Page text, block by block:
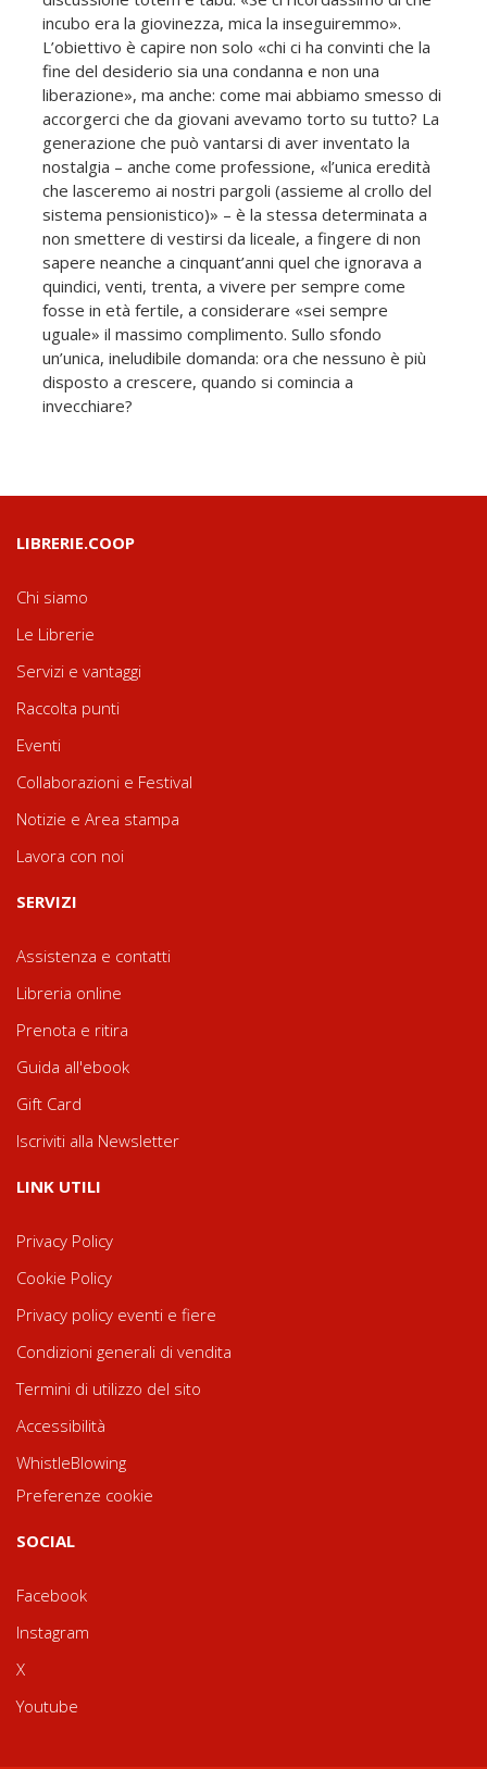
incubo era la giovinezza, mica la inseguiremmo».
L’obiettivo è capire non solo «chi ci ha convinti che la
fine del desiderio sia una condanna e non una
liberazione», ma anche: come mai abbiamo smesso di
accorgerci che da giovani avevamo torto su tutto? La
generazione che può vantarsi di aver inventato la
nostalgia – anche come professione, «l’unica eredità
che lasceremo ai nostri pargoli (assieme al crollo del
sistema pensionistico)» – è la stessa determinata a
non smettere di vestirsi da liceale, a fingere di non
sapere neanche a cinquant’anni quel che ignorava a
quindici, venti, trenta, a vivere per sempre come
fosse in età fertile, a considerare «sei sempre
uguale» il massimo complimento. Sullo sfondo
un’unica, ineludibile domanda: ora che nessuno è più
disposto a crescere, quando si comincia a
invecchiare?
LIBRERIE.COOP
Chi siamo
Le Librerie
Servizi e vantaggi
Raccolta punti
Eventi
Collaborazioni e Festival
Notizie e Area stampa
Lavora con noi
SERVIZI
Assistenza e contatti
Libreria online
Prenota e ritira
Guida all'ebook
Gift Card
Iscriviti alla Newsletter
LINK UTILI
Privacy Policy
Cookie Policy
Privacy policy eventi e fiere
Condizioni generali di vendita
Termini di utilizzo del sito
Accessibilità
WhistleBlowing
Preferenze cookie
SOCIAL
Facebook
Instagram
X
Youtube